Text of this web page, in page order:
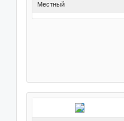
Местный
Поблагодарили 99 раз(а)
в 94 сообщениях